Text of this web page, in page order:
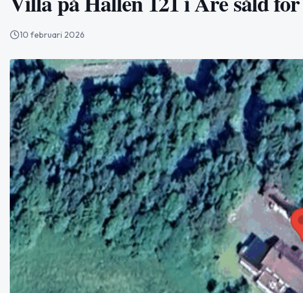
10 februari 2026